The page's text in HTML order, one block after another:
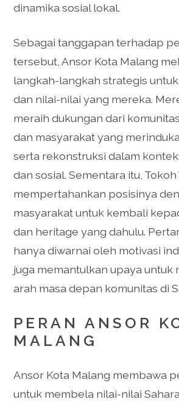
dinamika sosial lokal.
Sebagai tanggapan terhadap
tersebut, Ansor Kota Malang
langkah-langkah strategis
dan nilai-nilai yang mereka.
meraih dukungan dari
dan masyarakat yang
serta rekonstruksi dalam
dan sosial. Sementara itu, Tokoh
mempertahankan posisinya
masyarakat untuk kembali
dan heritage yang dahulu.
hanya diwarnai oleh motivasi
juga memantulkan upaya untuk
arah masa depan komunitas di
PERAN ANSOR
MALANG
Ansor Kota Malang membawa
untuk membela nilai-nilai